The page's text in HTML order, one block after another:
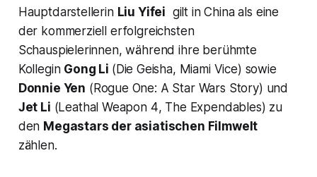
Hauptdarstellerin Liu Yifei gilt in China als eine
der kommerziell erfolgreichsten
Schauspielerinnen, während ihre berühmte
Kollegin Gong Li (Die Geisha, Miami Vice) sowie
Donnie Yen (Rogue One: A Star Wars Story) und
Jet Li (Leathal Weapon 4, The Expendables) zu
den Megastars der asiatischen Filmwelt
zählen.